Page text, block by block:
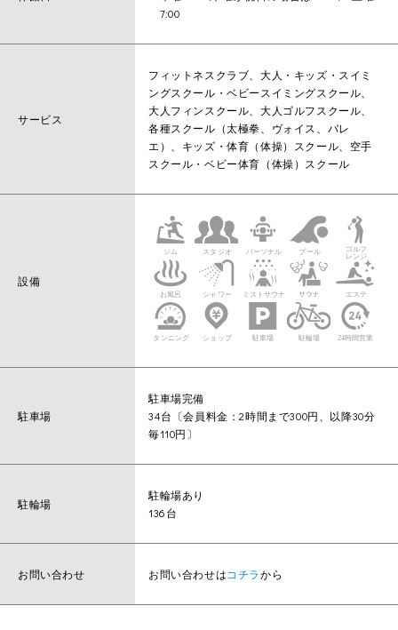
7:00
サービス
フィットネスクラブ、大人・キッズ・スイミ
ングスクール・ベビースイミングスクール、
大人フィンスクール、大人ゴルフスクール、
各種スクール（太極拳、ヴォイス、バレ
エ）、キッズ・体育（体操）スクール、空手
スクール・ベビー体育（体操）スクール
設備
駐車場
駐車場完備
34台〔会員料金：2時間まで300円、以降30分
毎110円〕
駐輪場
駐輪場あり
136台
お問い合わせ お問い合わせはコチラから